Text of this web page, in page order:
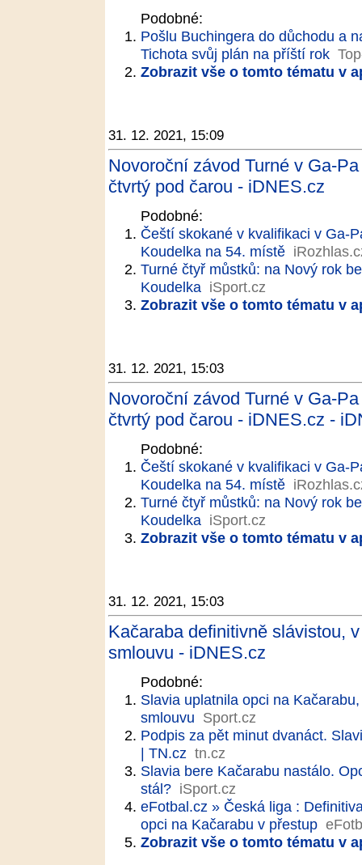
Podobné:
Pošlu Buchingera do důchodu a
Tichota svůj plán na příští rok
Zobrazit vše o tomto tématu v
31. 12. 2021, 15:09
Novoroční závod Turné v Ga-
čtvrtý pod čarou - iDNES.cz
Podobné:
Čeští skokané v kvalifikaci v Ga-
Koudelka na 54. místě
Turné čtyř můstků: na Nový rok
Koudelka iSport.cz
Zobrazit vše o tomto tématu v
31. 12. 2021, 15:03
Novoroční závod Turné v Ga-
čtvrtý pod čarou - iDNES.cz -
Podobné:
Čeští skokané v kvalifikaci v Ga-
Koudelka na 54. místě
Turné čtyř můstků: na Nový rok
Koudelka iSport.cz
Zobrazit vše o tomto tématu v
31. 12. 2021, 15:03
Kačaraba definitivně slávistou,
smlouvu - iDNES.cz
Podobné:
Slavia uplatnila opci na
smlouvu Sport.cz
Podpis za pět minut dvanáct.
| TN.cz tn.cz
Slavia bere Kačarabu nastálo.
stál? iSport.cz
eFotbal.cz » Česká liga :
opci na Kačarabu v přestup
Zobrazit vše o tomto tématu v